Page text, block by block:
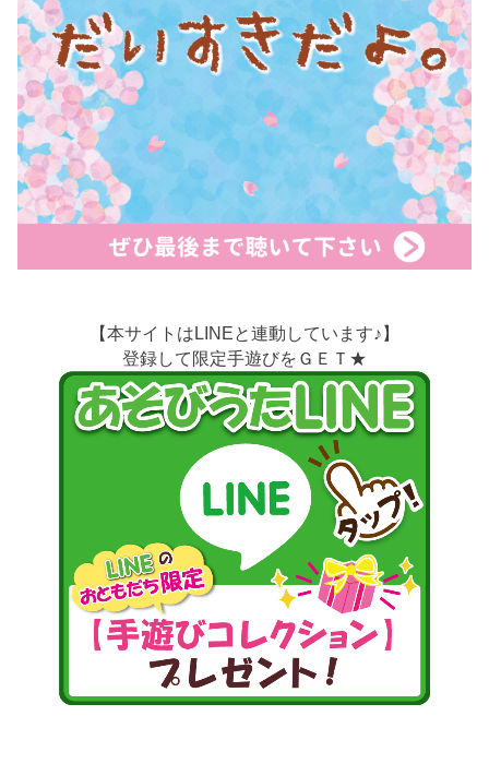
【本サイトはLINEと連動しています♪】
登録して限定手遊びをＧＥＴ★